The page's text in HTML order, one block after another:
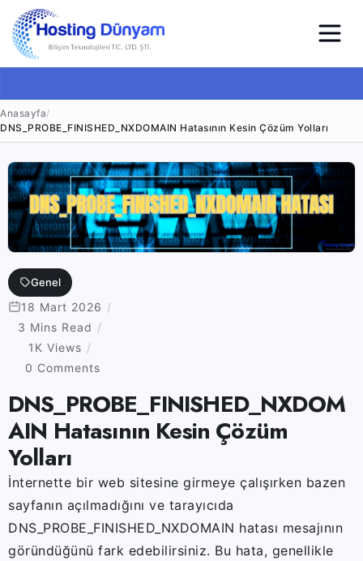
Anasayfa/
DNS_PROBE_FINISHED_NXDOMAIN Hatasının Kesin Çözüm Yolları
Genel
18 Mart 2026
3 Mins Read
1K Views
0 Comments
DNS_PROBE_FINISHED_NXDOM
AIN Hatasının Kesin Çözüm
Yolları
İnternette bir web sitesine girmeye çalışırken bazen
sayfanın açılmadığını ve tarayıcıda
DNS_PROBE_FINISHED_NXDOMAIN hatası mesajının
göründüğünü fark edebilirsiniz. Bu hata, genellikle